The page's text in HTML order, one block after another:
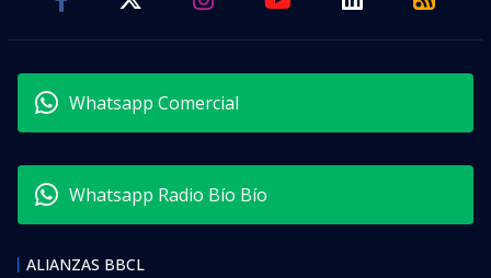
Whatsapp Comercial
Whatsapp Radio Bío Bío
ALIANZAS BBCL